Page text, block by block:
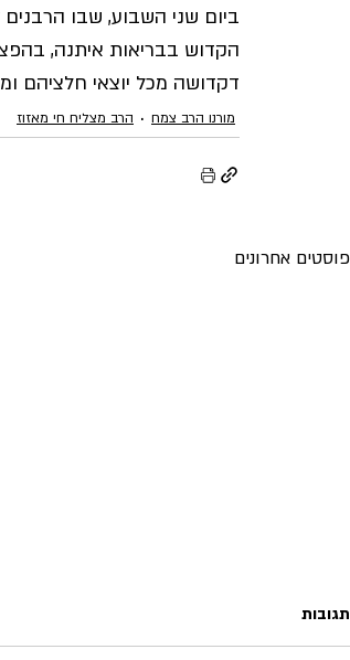
ביום שני השבוע, שבו הרבנים
הקדוש בבריאות איתנה,
דקדושה מכל יוצאי חלציהם
מורנו הרב צמח הרב מצליח חי מאזוז
פוסטים אחרונים
תגובות